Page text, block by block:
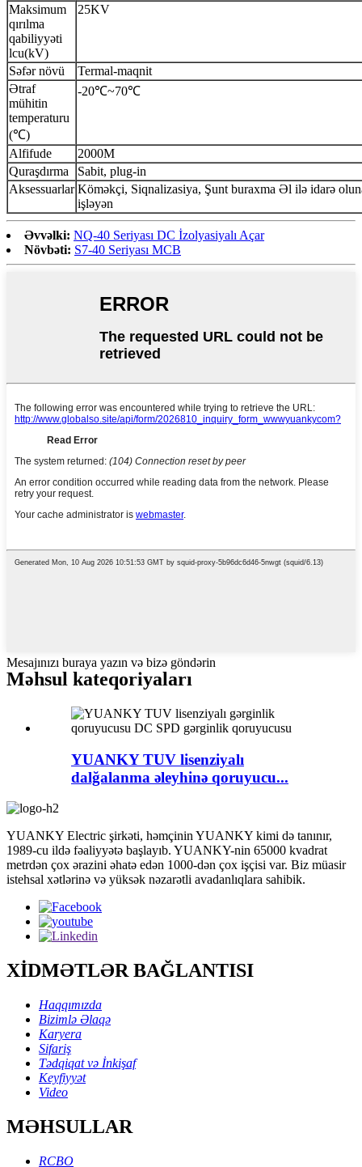
Maksimum
qırılma
qabiliyyəti
lcu(kV)
25KV
Səfər növü
Termal-maqnit
Ətraf
mühitin
temperaturu
(℃)
-20℃~70℃
Alfifude
2000M
Quraşdırma
Sabit, plug-in
Aksessuarlar Köməkçi, Siqnalizasiya, Şunt buraxma Əl ilə idarə
işləyən
Əvvəlki: NQ-40 Seriyası DC İzolyasiyalı Açar
Növbəti: S7-40 Seriyası MCB
Mesajınızı buraya yazın və bizə göndərin
Məhsul kateqoriyaları
YUANKY TUV lisenziyalı
dalğalanma əleyhinə qoruyucu...
YUANKY Electric şirkəti, həmçinin YUANKY kimi də tanınır,
1989-cu ildə fəaliyyətə başlayıb. YUANKY-nin 65000 kvadrat
metrdən çox ərazini əhatə edən 1000-dən çox işçisi var. Biz müasir
istehsal xətlərinə və yüksək nəzarətli avadanlıqlara sahibik.
XİDMƏTLƏR BAĞLANTISI
Haqqımızda
Bizimlə Əlaqə
Karyera
Sifariş
Tədqiqat və İnkişaf
Keyfiyyət
Video
MƏHSULLAR
RCBO